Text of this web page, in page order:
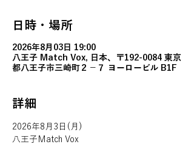
日時・場所
2026年8月03日 19:00
八王子 Match Vox, 日本、〒192-0084 東京
都八王子市三崎町２−７ ヨーロービル B1F
詳細
2026年8月3日(月)
八王子Match Vox